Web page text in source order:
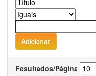
Resultados/Página